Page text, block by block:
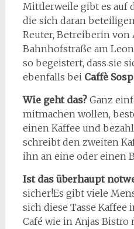
Mittlerweile gibt es auf
die sich daran
Reuter, Betreiberin von
Bahnhofstraße am
so begeistert, dass sie
ebenfalls bei Caffè
Wie geht das?Ganz
mitmachen wollen,
einen Kaffee und
schreibt den zweiten
ihn an eine oder einen
Ist das überhaupt
sicher!Es gibt viele
sich diese Tasse
Café wie in Anjas